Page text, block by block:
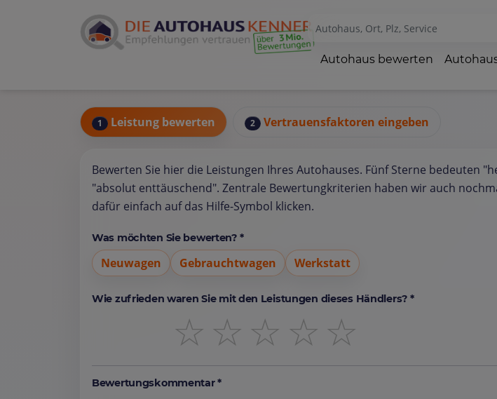
Autohaus bewerten
1 Leistung bewerten 2 Vertrauensfaktoren eingeben
Bewerten Sie hier die Leistungen Ihres Autohauses. Fünf Sterne bedeuten
"absolut enttäuschend". Zentrale Bewertungkriterien haben wir auch
dafür einfach auf das Hilfe-Symbol klicken.
Was möchten Sie bewerten? *
Neuwagen Gebrauchtwagen Werkstatt
Wie zufrieden waren Sie mit den Leistungen dieses Händlers? *
☆
☆
☆
☆
☆
Bewertungskommentar *